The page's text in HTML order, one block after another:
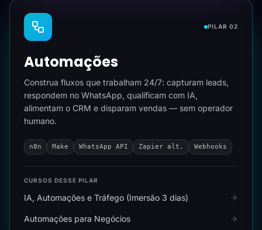
PILAR 02
Automações
Construa fluxos que trabalham 24/7: capturam leads,
respondem no WhatsApp, qualificam com IA,
alimentam o CRM e disparam vendas — sem operador
humano.
n8n Make WhatsApp API Zapier alt. Webhooks
CURSOS DESSE PILAR
IA, Automações e Tráfego (Imersão 3 dias)
Automações para Negócios